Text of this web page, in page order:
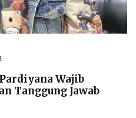
Wajib
Tanggung Jawab